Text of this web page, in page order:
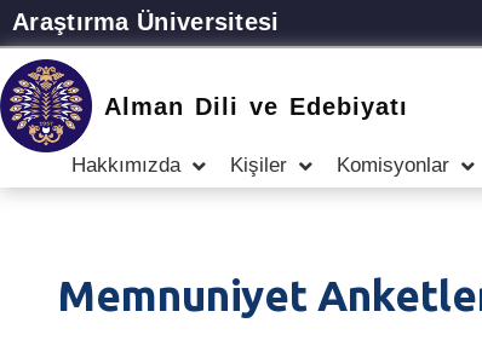
Araştırma Üniversitesi
Alman Dili ve Edebiyatı
Hakkımızda Kişiler Komisyonlar
Memnuniyet